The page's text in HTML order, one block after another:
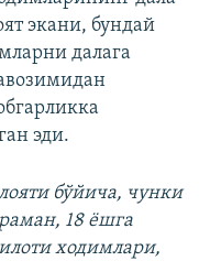
экани, бундай
далага
эди.
бўйича, чунки
18 ёшга
ходимлари,